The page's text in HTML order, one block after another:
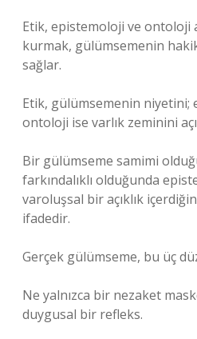
Etik, epistemoloji ve ontoloji
kurmak, gülümsemenin
sağlar.
Etik, gülümsemenin niyetini;
ontoloji ise varlık zeminini
Bir gülümseme samimi
farkındalıklı olduğunda
varoluşsal bir açıklık
ifadedir.
Gerçek gülümseme, bu üç
Ne yalnızca bir nezaket
duygusal bir refleks.